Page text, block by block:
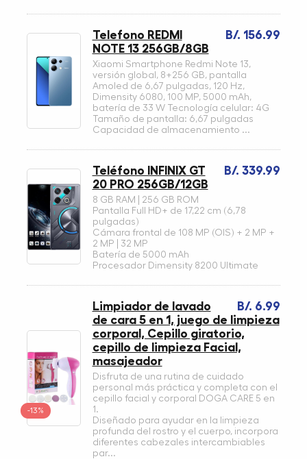
B/. 156.99
Telefono REDMI
NOTE 13 256GB/8GB
Xiaomi Smartphone Redmi Note 13,
versión global, 8+256 GB, pantalla
Amoled de 6,67 pulgadas, 120 Hz,
Dimensity 6080, 100 MP, 5000 mAh,
batería de 33 W Tecnología celular: 4G
Tamaño de pantalla: 6,67 pulgadas
Capacidad de almacenamiento ...
B/. 339.99
Teléfono INFINIX GT
20 PRO 256GB/12GB
8 GB RAM | 256 GB ROM
Pantalla Full HD+ de 17,22 cm (6,78
pulgadas)
Cámara frontal de 108 MP (OIS) + 2 MP +
2 MP | 32 MP
Batería de 5000 mAh
Procesador Dimensity 8200 Ultimate
-13%
B/. 6.99
Limpiador de lavado
de cara 5 en 1, juego de limpieza
corporal, Cepillo giratorio,
cepillo de limpieza Facial,
masajeador
Disfruta de una rutina de cuidado
personal más práctica y completa con el
cepillo facial y corporal DOGA CARE 5 en
1.
Diseñado para ayudar en la limpieza
profunda del rostro y el cuerpo, incorpora
diferentes cabezales intercambiables
par...